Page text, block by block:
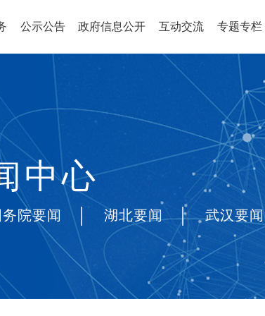
公示公告 政府信息公开 互动交流 专题专栏
中心
院要闻 | 湖北要闻 | 武汉要闻